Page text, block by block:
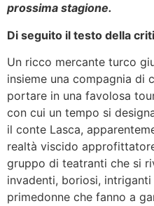
prossima stagione.
Di seguito il testo della
Un ricco mercante turco
insieme una compagnia di
portare in una favolosa
con cui un tempo si
il conte Lasca,
realtà viscido
gruppo di teatranti che si
invadenti, boriosi,
primedonne che fanno a